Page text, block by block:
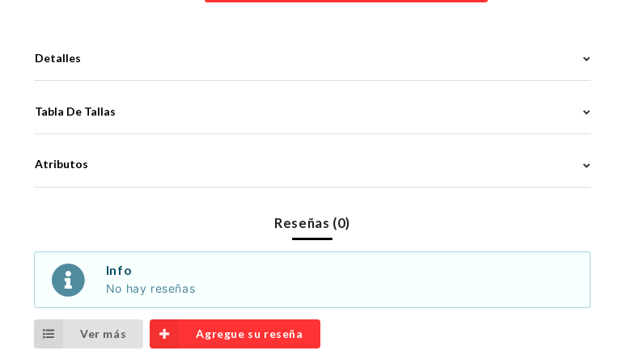
Detalles
Tabla De Tallas
Atributos
Reseñas (0)
Info
No hay reseñas
Ver más Agregue su reseña